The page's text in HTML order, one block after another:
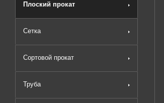
Плоский прокат
Сетка
Сортовой прокат
Труба